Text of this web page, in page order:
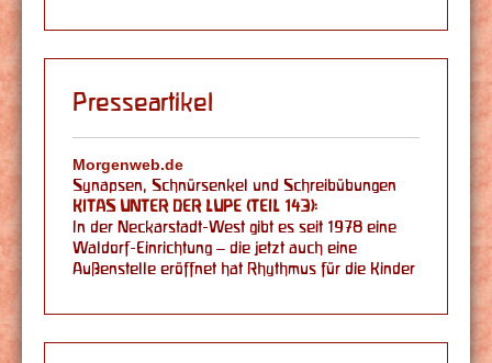
Presseartikel
Morgenweb.de
Synapsen, Schnürsenkel und Schreibübungen
KITAS UNTER DER LUPE (TEIL 143):
In der Neckarstadt-West gibt es seit 1978 eine
Waldorf-Einrichtung – die jetzt auch eine
Außenstelle eröffnet hat Rhythmus für die Kinder